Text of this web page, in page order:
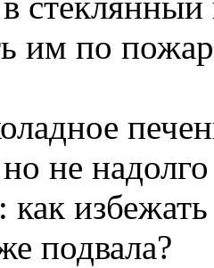
им по
не
подвала?